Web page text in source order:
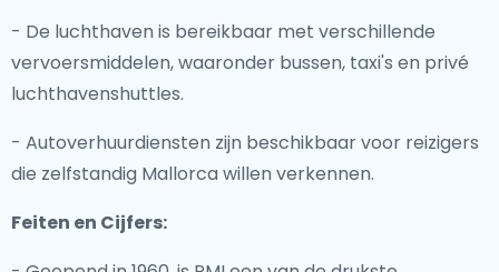
- De luchthaven is bereikbaar met verschillende
vervoersmiddelen, waaronder bussen, taxi's en privé
luchthavenshuttles.
- Autoverhuurdiensten zijn beschikbaar voor reizigers
die zelfstandig Mallorca willen verkennen.
Feiten en Cijfers: